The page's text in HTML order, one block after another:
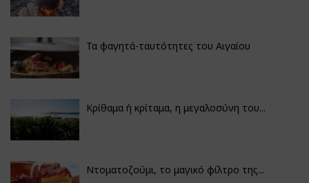
Τα φαγητά-ταυτότητες του Αιγαίου
Κρίθαμα ή κρίταμα, η μεγαλοσύνη του...
Ντοματοζούμι, το μαγικό φίλτρο της...